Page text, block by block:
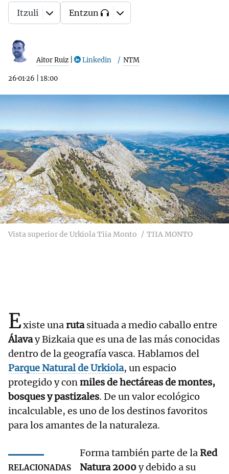
Aitor Ruiz Linkedin NTM
26·01·26 18:00
Itzuli Entzun
Vista superior de Urkiola Tiia Monto TIIA MONTO
Existe unarutasituada a medio caballo entre
Álavay Bizkaia que es una de las más conocidas
dentro de la geografía vasca. Hablamos del
Parque Natural de Urkiola, un espacio
protegido y conmiles de hectáreas de montes,
bosques y pastizales. De un valor ecológico
incalculable, es uno de los destinos favoritos
para los amantes de la naturaleza.
RELACIONADAS
Forma también parte de laRed
Natura 2000y debido a su